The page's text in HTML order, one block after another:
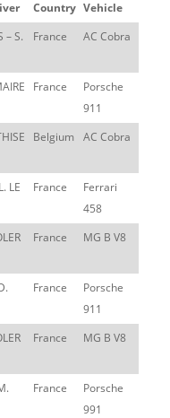
Country Vehicle
– S.
France AC Cobra
France
Porsche
911
Belgium AC Cobra
LE
France
Ferrari
458
France MG B V8
France
Porsche
911
France MG B V8
France
Porsche
991